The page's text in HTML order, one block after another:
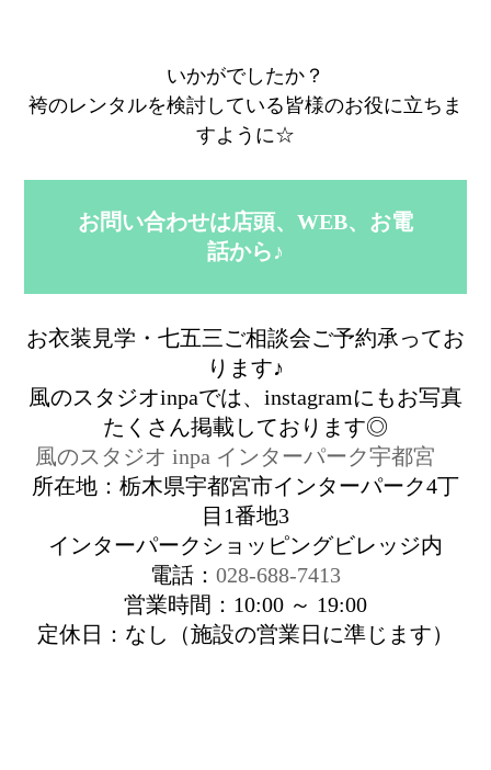
いかがでしたか？
袴のレンタルを検討している皆様のお役に立ちま
すように☆
お問い合わせは店頭、WEB、お電
話から♪
お衣装見学・七五三ご相談会ご予約承ってお
ります♪
風のスタジオinpaでは、instagramにもお写真
たくさん掲載しております◎
風のスタジオ inpa インターパーク宇都宮
所在地：栃木県宇都宮市インターパーク4丁
目1番地3
インターパークショッピングビレッジ内
電話： 028-688-7413
営業時間：10:00 ～ 19:00
定休日：なし（施設の営業日に準じます）